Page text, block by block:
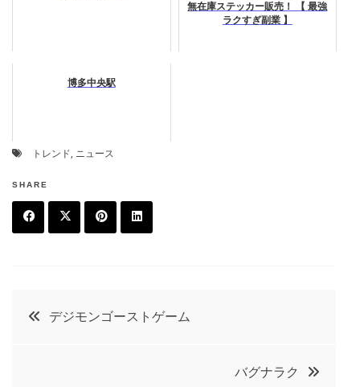
無在庫ステッカー販売！ 【 最強
ラクすぎ副業 】
博多中央駅
トレンド, ニュース
SHARE
e
e
投
デジモンゴーストゲーム
バグナラク